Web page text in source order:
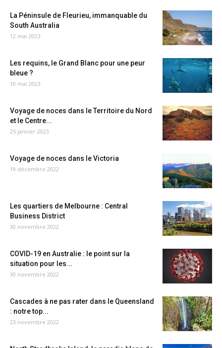
La Péninsule de Fleurieu, immanquable du
South Australia
12 mai 2023
Les requins, le Grand Blanc pour une peur
bleue ?
10 mai 2023
Voyage de noces dans le Territoire du Nord
et le Centre...
25 janvier 2023
Voyage de noces dans le Victoria
19 décembre 2022
Les quartiers de Melbourne : Central
Business District
30 novembre 2022
COVID-19 en Australie : le point sur la
situation pour les...
30 novembre 2022
Cascades à ne pas rater dans le Queensland
: notre top...
23 novembre 2022